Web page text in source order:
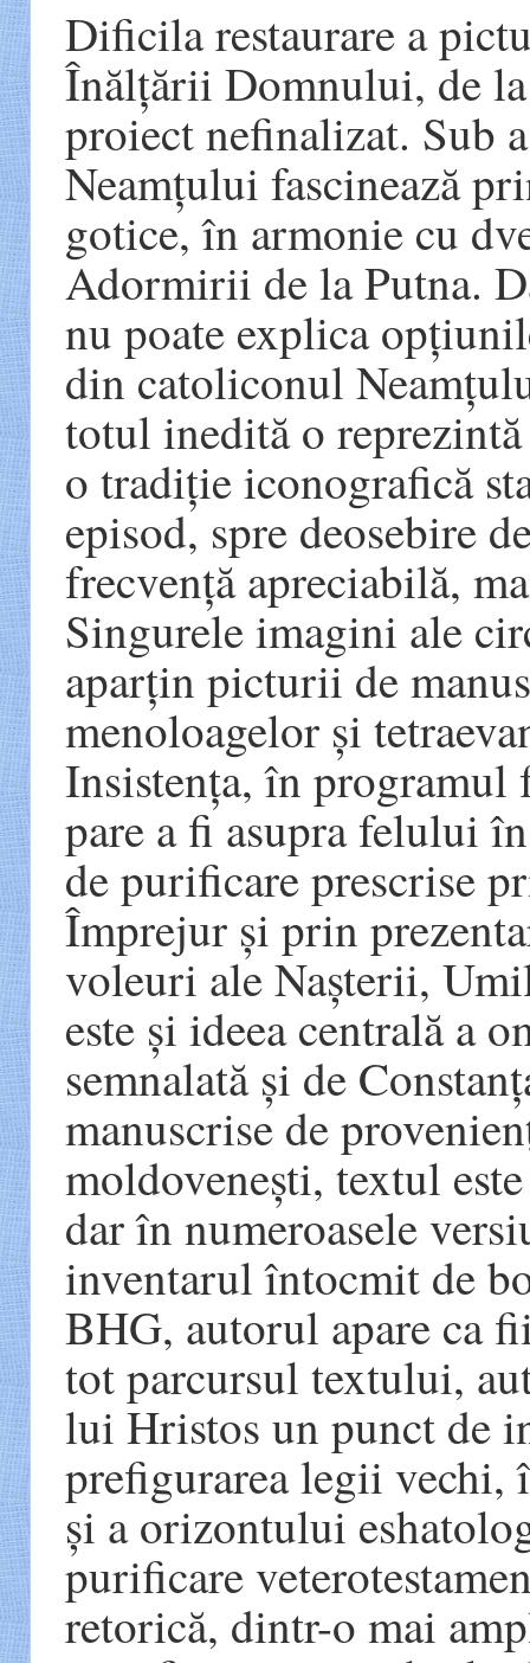
Dificila restaurare a
Înălțării Domnului, de la
proiect nefinalizat. Sub
Neamțului fascinează
gotice, în armonie cu
Adormirii de la Putna.
nu poate explica
din catoliconul
totul inedită o
o tradiție iconografică
episod, spre deosebire
frecvență apreciabilă,
Singurele imagini ale
aparțin picturii de
menoloagelor și
Insistența, în programul
pare a fi asupra felului
de purificare prescrise
Împrejur și prin
voleuri ale Nașterii,
este și ideea centrală a
semnalată și de
manuscrise de
moldovenești, textul
dar în numeroasele
inventarul întocmit de
BHG, autorul apare ca
tot parcursul textului,
lui Hristos un punct de
prefigurarea legii
și a orizontului
purificare
retorică, dintr-o mai